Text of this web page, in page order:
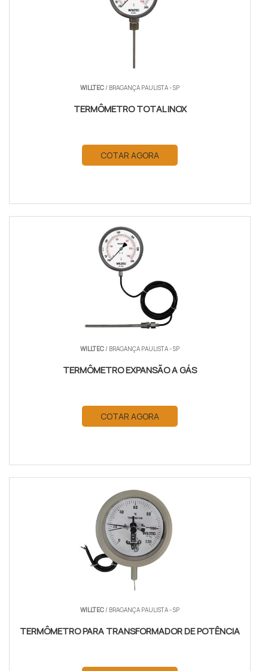
WILLTEC/ BRAGANÇA PAULISTA - SP
TERMÔMETRO TOTAL INOX
COTAR AGORA
WILLTEC/ BRAGANÇA PAULISTA - SP
TERMÔMETRO EXPANSÃO A GÁS
COTAR AGORA
WILLTEC/ BRAGANÇA PAULISTA - SP
TERMÔMETRO PARA TRANSFORMADOR DE POTÊNCIA